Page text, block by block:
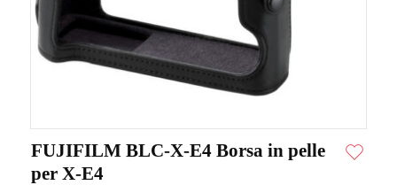
FUJIFILM BLC-X-E4 Borsa in pelle
per X-E4